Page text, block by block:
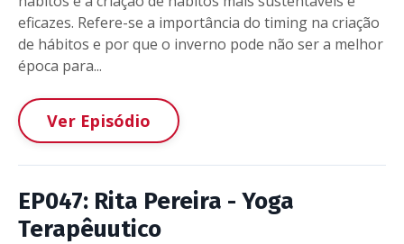
eficazes. Refere-se a importância do timing na criação
de hábitos e por que o inverno pode não ser a melhor
época para...
Ver Episódio
EP047: Rita Pereira - Yoga
Terapêuutico